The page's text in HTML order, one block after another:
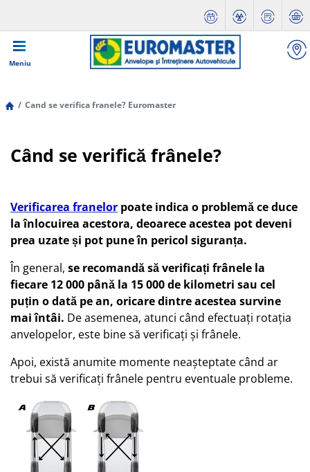
Meniu
Cand se verifica franele? Euromaster
Când se verifică frânele?
Verificarea franelor poate indica o problemă ce duce
la înlocuirea acestora, deoarece acestea pot deveni
prea uzate și pot pune în pericol siguranța.
În general, se recomandă să verificați frânele la
fiecare 12 000 până la 15 000 de kilometri sau cel
puțin o dată pe an, oricare dintre acestea survine
mai întâi. De asemenea, atunci când efectuați rotația
anvelopelor, este bine să verificați și frânele.
Apoi, există anumite momente neașteptate când ar
trebui să verificați frânele pentru eventuale probleme.